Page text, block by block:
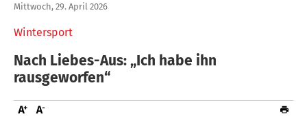
Wintersport
Mittwoch, 29. April 2026
Nach Liebes-Aus: „Ich habe ihn
rausgeworfen“